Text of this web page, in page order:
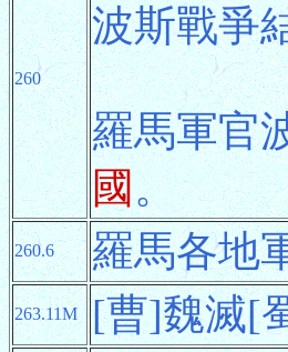
260
波斯戰爭
羅馬軍官
國。
260.6 羅馬各地
263.11M [曹]魏滅[